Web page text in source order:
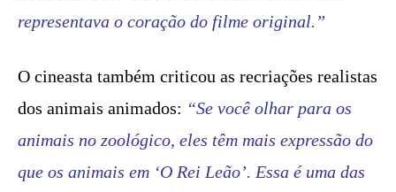
representava o coração do filme original.”
O cineasta também criticou as recriações realistas
dos animais animados: “Se você olhar para os
animais no zoológico, eles têm mais expressão do
que os animais em ‘O Rei Leão’. Essa é uma das